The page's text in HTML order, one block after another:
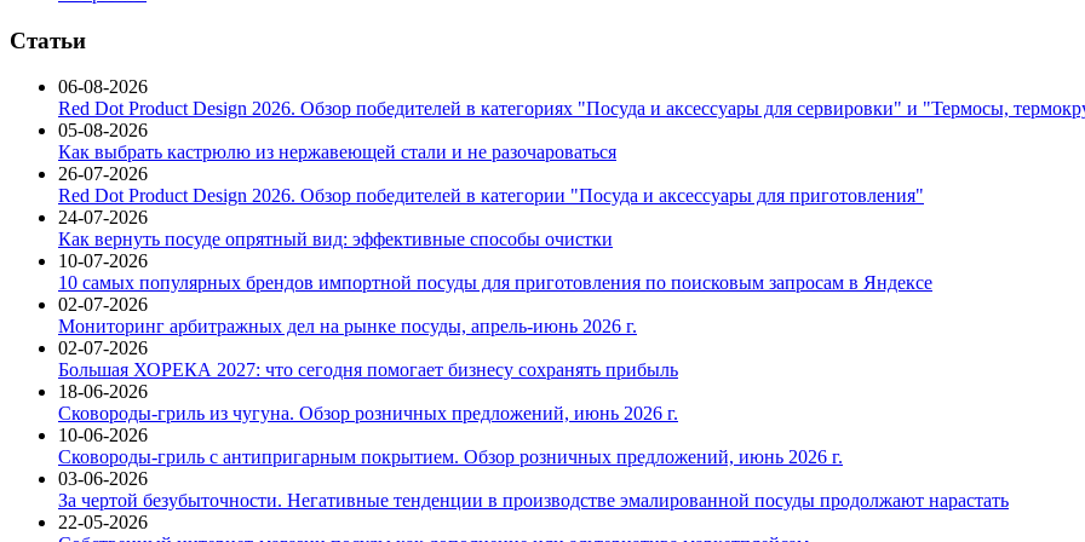
Статьи
06-08-2026
Red Dot Product Design 2026. Обзор победителей в категориях "Посуда и аксессуары для сервировки" и "Термосы,
05-08-2026
Как выбрать кастрюлю из нержавеющей стали и не разочароваться
26-07-2026
Red Dot Product Design 2026. Обзор победителей в категории "Посуда и аксессуары для приготовления"
24-07-2026
Как вернуть посуде опрятный вид: эффективные способы очистки
10-07-2026
10 самых популярных брендов импортной посуды для приготовления по поисковым запросам в Яндексе
02-07-2026
Мониторинг арбитражных дел на рынке посуды, апрель-июнь 2026 г.
02-07-2026
Большая ХОРЕКА 2027: что сегодня помогает бизнесу сохранять прибыль
18-06-2026
Сковороды-гриль из чугуна. Обзор розничных предложений, июнь 2026 г.
10-06-2026
Сковороды-гриль с антипригарным покрытием. Обзор розничных предложений, июнь 2026 г.
03-06-2026
За чертой безубыточности. Негативные тенденции в производстве эмалированной посуды продолжают нарастать
22-05-2026